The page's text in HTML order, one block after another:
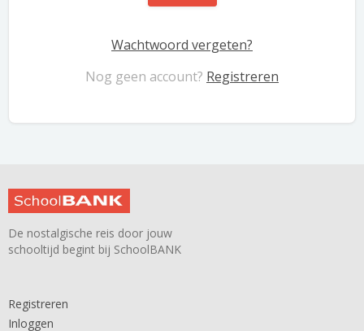
Wachtwoord vergeten?
Nog geen account? Registreren
De nostalgische reis door jouw
schooltijd begint bij SchoolBANK
Registreren
Inloggen